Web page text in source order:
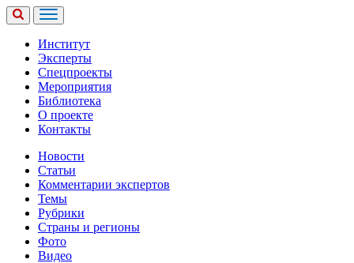
Институт
Эксперты
Спецпроекты
Мероприятия
Библиотека
О проекте
Контакты
Новости
Статьи
Комментарии экспертов
Темы
Рубрики
Страны и регионы
Фото
Видео